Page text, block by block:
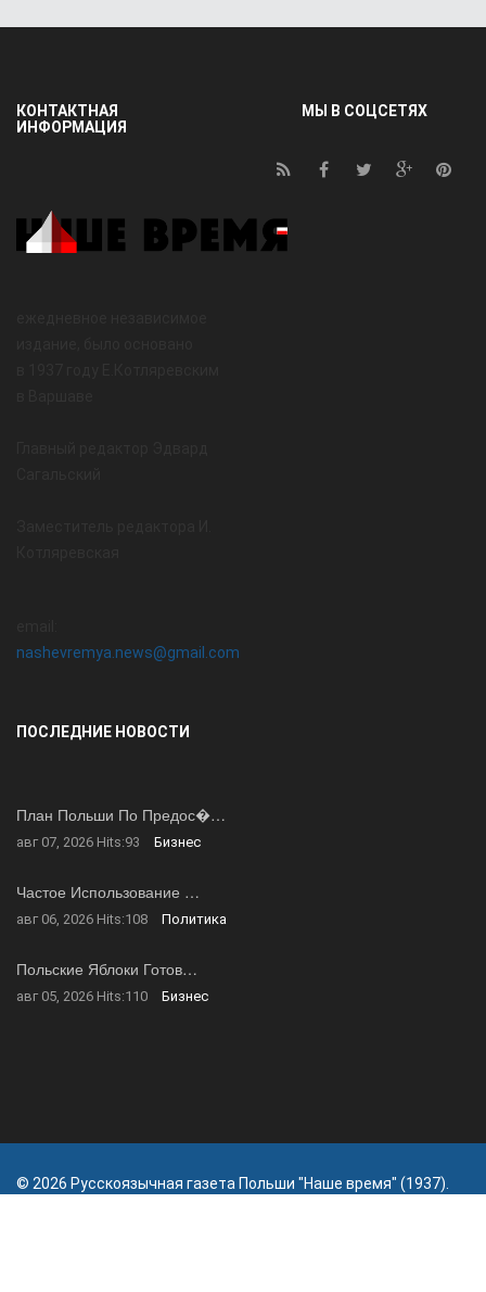
КОНТАКТНАЯ
ИНФОРМАЦИЯ
nashevremya.news@gmail.com
МЫ В СОЦСЕТЯХ
ПОСЛЕДНИЕ НОВОСТИ
План Польши По Предос�…
авг 07, 2026 Hits:93 Бизнес
Частое Использование …
авг 06, 2026 Hits:108 Политика
Польские Яблоки Готов…
авг 05, 2026 Hits:110 Бизнес
© 2026 Русскоязычная газета Польши "Наше время" (1937).